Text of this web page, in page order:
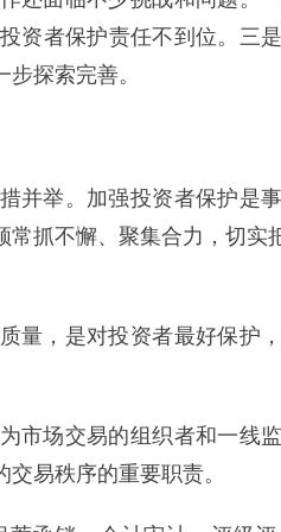
资者保护责任不到位。三
探索完善。
举。加强投资者保护是事
抓不懈、聚集合力，切实
是对投资者最好保护，
场交易的组织者和一线监
易秩序的重要职责。